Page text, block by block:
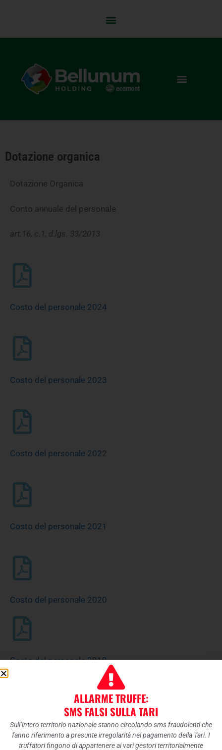
Dotazione organica
Dotazione Organica
Conto annuale del personale
art.16, c.1, d.lgs. 33/2013
Costo del personale 2024
Costo del personale 2023
Costo del personale 2022
Costo del personale 2021
Costo del personale 2020
Costo del personale 2019
Costo del personale 2018
ALLARME TRUFFE:
SMS FALSI SULLA TARI
Sull’intero territorio nazionale stanno circolando sms fraudolenti che
fanno riferimento a presunte irregolarità nel pagamento della Tari. I
truffatori fingono di appartenere ai vari gestori territorialmente